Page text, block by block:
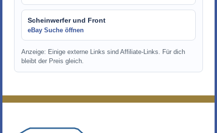
Scheinwerfer und Front
eBay Suche öffnen
Anzeige: Einige externe Links sind Affiliate-Links. Für dich
bleibt der Preis gleich.